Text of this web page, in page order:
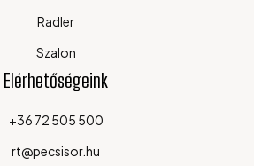
Radler
Szalon
Elérhetőségeink
+36 72 505 500
rt@pecsisor.hu